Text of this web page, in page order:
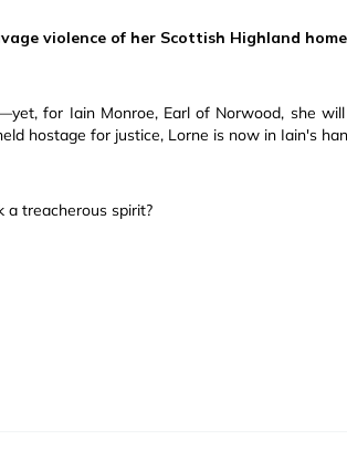
violence of her Scottish Highland
for Iain Monroe, Earl of Norwood, she
hostage for justice, Lorne is now in Iain's
treacherous spirit?